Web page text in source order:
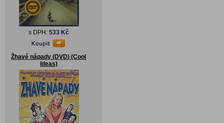
s DPH: 533 Kč
Žhavé nápady (DVD) (Cool
Ideas)